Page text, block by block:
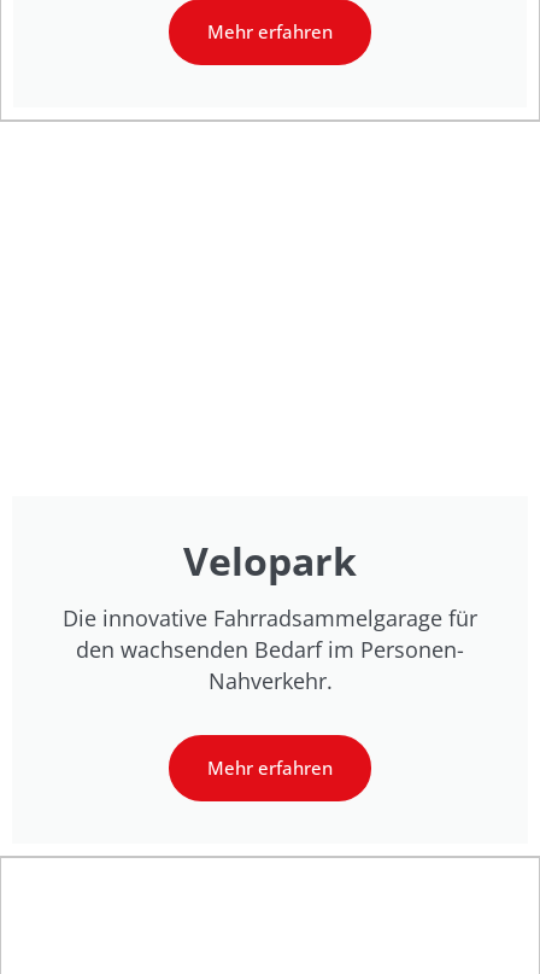
Mehr erfahren
Velopark
Die innovative Fahrradsammelgarage für
den wachsenden Bedarf im Personen-
Nahverkehr.
Mehr erfahren